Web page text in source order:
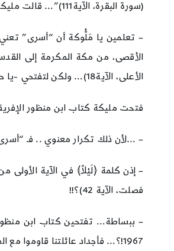
(سورة البقرة، الآية111)”… قالت مليكة: “…فعلًا… والله ما قصدت يا أبتي إلا هذا!”…
– تعلمين يا مَلُّوكة أن “أسرى”
الأقصى، من مكة المكرمة إلى
الأعلى، الآية18)… ولكن لتفتحي -يا حبيبتي-
فتحت مليكة كتاب ابن منظور
– …لأن ذلك تكرار معنوي .. فـ
– إذن كلمة ﴿لَيْلاً﴾ في الآية
فصلت، الآية 42)؟!!
– ببساطة… تفتحين كتاب ابن
1967!؟… فأجداد عائلتنا قاوموا مع الظاهر بيبرس بقيادة شيخنا أبي الحسن الشاذلي -رضوان الله عليه- ولما افتتحت مدينتنا المقدسة، سكنوا هناك ليسمى الحي باسمهم…